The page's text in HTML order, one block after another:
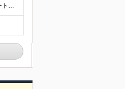
＼横浜駅徒歩5分！転勤なし／ 【本社】 神奈川県横浜市西区高島2-6-32 横浜東口ウィスポートビル8F ※(変更の範囲)上記を除く当社関連勤務地